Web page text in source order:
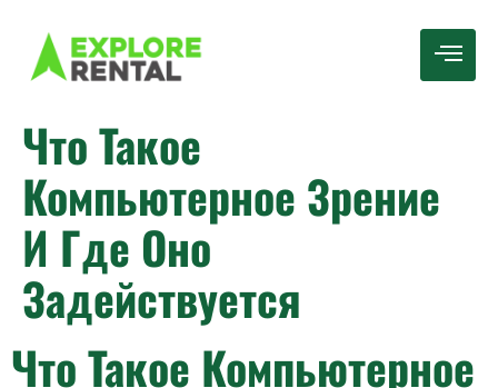
Что Такое
Компьютерное Зрение
И Где Оно
Задействуется
Что Такое Компьютерное